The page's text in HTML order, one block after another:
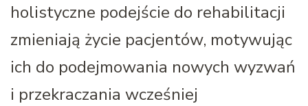
holistyczne podejście do rehabilitacji
zmieniają życie pacjentów, motywując
ich do podejmowania nowych wyzwań
i przekraczania wcześniej